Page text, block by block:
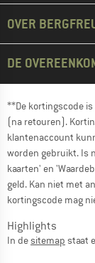
OVER
DE
**De kortingscode
(na retouren).
klantenaccount
worden gebruikt. Is
kaarten' en
geld. Kan niet met
kortingscode mag
Highlights
In desitemap staat